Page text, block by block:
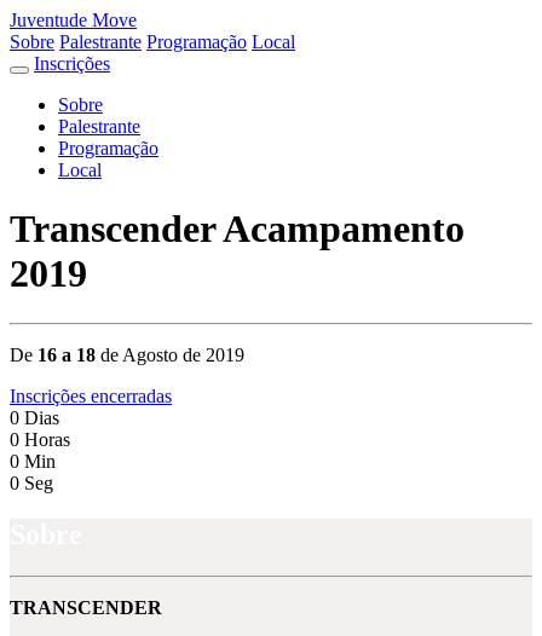
Juventude Move
Sobre Palestrante Programação Local
Inscrições
Sobre
Palestrante
Programação
Local
Transcender Acampamento
2019
De 16 a 18 de Agosto de 2019
Inscrições encerradas
0 Dias
0 Horas
0 Min
0 Seg
TRANSCENDER